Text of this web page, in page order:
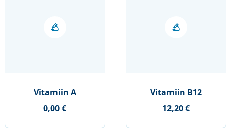
Vitamiin A
0,00 €
Vitamiin B12
12,20 €